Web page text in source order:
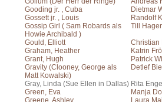
Gooding jr. , Cuba
Dietmar
Gossett jr. , Louis
Randolf
Gossip Girl ( Sam Robards als
Howie Archibald )
Till
Gould, Elliott
Christian
Graham, Heather
Katrin
Grant, Hugh
Patrick
Gravity (Clooney, George als
Matt Kowalski)
Detlef
Gray, Linda (Sue Ellen in Dallas) Rita
Green, Eva
Manja
Greene, Ashley
Laura